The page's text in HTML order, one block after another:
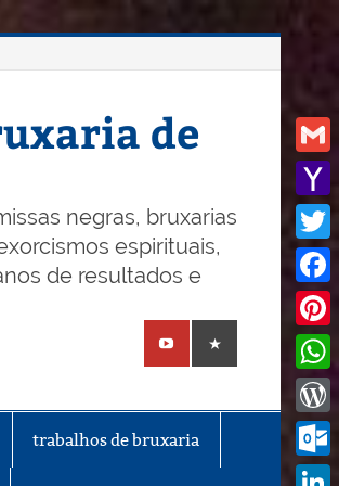
de
negras, bruxarias
espirituais,
de resultados e
trabalhos de bruxaria
Gmail
Mail